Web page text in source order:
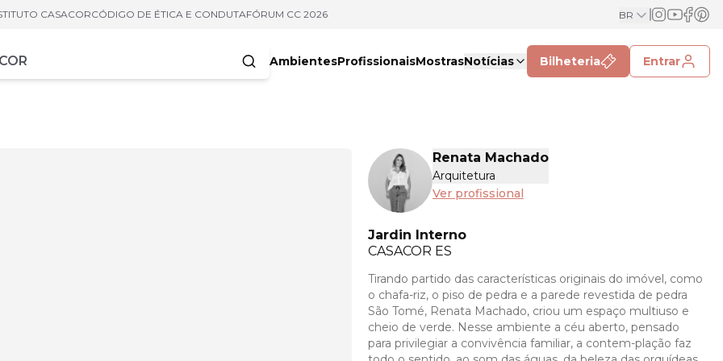
CASACORCÓDIGO DE ÉTICA E CONDUTAFÓRUM CC 2026 BR
AmbientesProfissionaisMostrasNotícias Bilheteria Entrar
Renata Machado
Arquitetura
Ver profissional
Jardin Interno
CASACOR ES
Tirando partido das características originais do imóvel, como
o chafa-riz, o piso de pedra e a parede revestida de pedra
São Tomé, Renata Machado, criou um espaço multiuso e
cheio de verde. Nesse ambiente a céu aberto, pensado
para privilegiar a convivência familiar, a contem-plação faz